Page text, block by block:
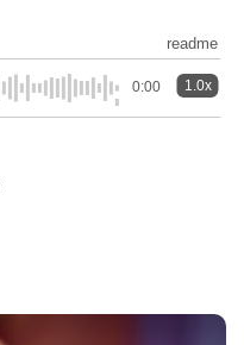
readme
0:00 1.0x